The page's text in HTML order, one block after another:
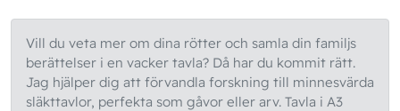
Vill du veta mer om dina rötter och samla din familjs
berättelser i en vacker tavla? Då har du kommit rätt.
Jag hjälper dig att förvandla forskning till minnesvärda
släkttavlor, perfekta som gåvor eller arv. Tavla i A3